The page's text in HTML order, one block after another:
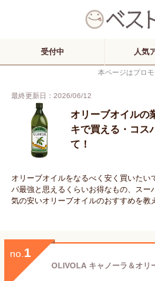
受付中 人気
本ページはプロ
最終更新日：2026/06/12
オリーブオイルの
キで買える・コス
て！
オリーブオイルをなるべく安く買いたい
パ最強と思えるくらいお得なもの、スー
気の安いオリーブオイルのおすすめを教
no. 1